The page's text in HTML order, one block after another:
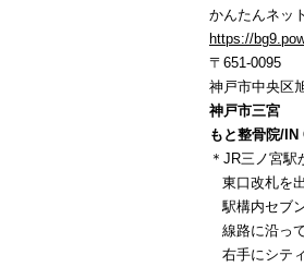
かんたんネッ
https://
〒651-0095
神戸市中央区
神戸市三宮
もと整骨院/IN
＊JR三ノ宮駅
東口改札を
駅構内セブ
線路に沿っ
右手にシテ